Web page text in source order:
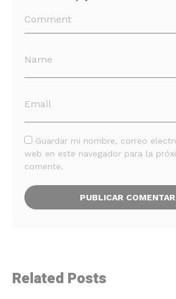
Guardar mi nombre, correo
web en este navegador para la
comente.
Related Posts